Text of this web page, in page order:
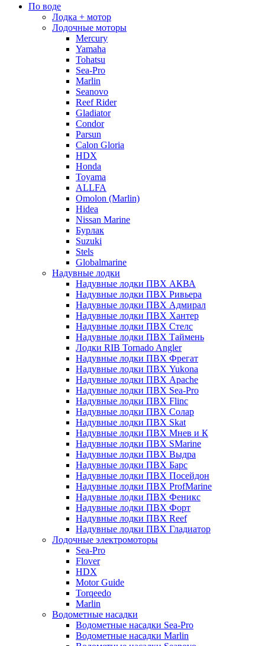
По воде
Лодка + мотор
Лодочные моторы
Mercury
Yamaha
Tohatsu
Sea-Pro
Marlin
Seanovo
Reef Rider
Gladiator
Condor
Parsun
Calon Gloria
HDX
Honda
Toyama
ALLFA
Omolon (Marlin)
Hidea
Nissan Marine
Бурлак
Suzuki
Stels
Globalmarine
Надувные лодки
Надувные лодки ПВХ АКВА
Надувные лодки ПВХ Ривьера
Надувные лодки ПВХ Адмирал
Надувные лодки ПВХ Хантер
Надувные лодки ПВХ Стелс
Надувные лодки ПВХ Таймень
Лодки RIB Tornado Angler
Надувные лодки ПВХ Фрегат
Надувные лодки ПВХ Yukona
Надувные лодки ПВХ Apache
Надувные лодки ПВХ Sea-Pro
Надувные лодки ПВХ Flinc
Надувные лодки ПВХ Солар
Надувные лодки ПВХ Skat
Надувные лодки ПВХ Мнев и К
Надувные лодки ПВХ SMarine
Надувные лодки ПВХ Выдра
Надувные лодки ПВХ Барс
Надувные лодки ПВХ Посейдон
Надувные лодки ПВХ ProfMarine
Надувные лодки ПВХ Феникс
Надувные лодки ПВХ Форт
Надувные лодки ПВХ Reef
Надувные лодки ПВХ Гладиатор
Лодочные электромоторы
Sea-Pro
Flover
HDX
Motor Guide
Torqeedo
Marlin
Водометные насадки
Водометные насадки Sea-Pro
Водометные насадки Marlin